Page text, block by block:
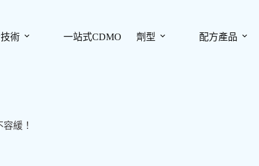
術 一站式CDMO 劑型 配方產品
緩！